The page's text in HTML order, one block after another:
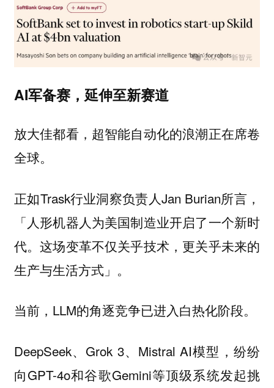
AI军备赛，延伸至新赛道
放大佳都看，超智能自动化的浪潮正在席卷
全球。
正如Trask行业洞察负责人Jan Burian所言，
「人形机器人为美国制造业开启了一个新时
代。这场变革不仅关乎技术，更关乎未来的
生产与生活方式」。
当前，LLM的角逐竞争已进入白热化阶段。
DeepSeek、Grok 3、Mistral AI模型，纷纷
向GPT-4o和谷歌Gemini等顶级系统发起挑